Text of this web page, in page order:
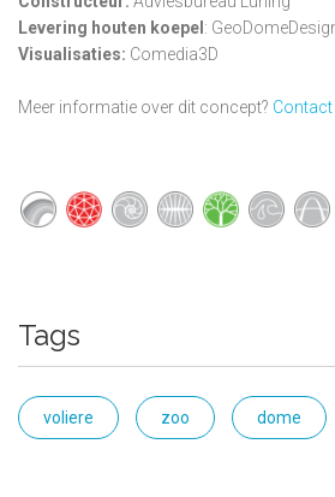
Levering houten koepel :
Visualisaties: Comedia3D
Meer informatie over dit concept? Contact
Tags
voliere zoo dome